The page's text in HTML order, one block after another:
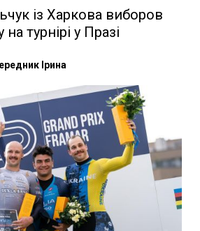
із Харкова виборов
на турнірі у Празі
Ірина